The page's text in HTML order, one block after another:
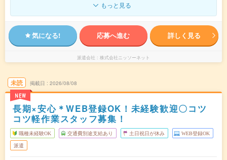
もっと見る
気になる! 応募へ進む 詳しく見る
派遣会社 株式会社ニッソーネット
未読
NEW
掲載日 2026/08/08
長期×安心＊WEB登録OK！未経験歓迎〇コツ
コツ軽作業スタッフ募集！
職種未経験OK 交通費別途支給あり 土日祝日が休み WEB登録OK
派遣